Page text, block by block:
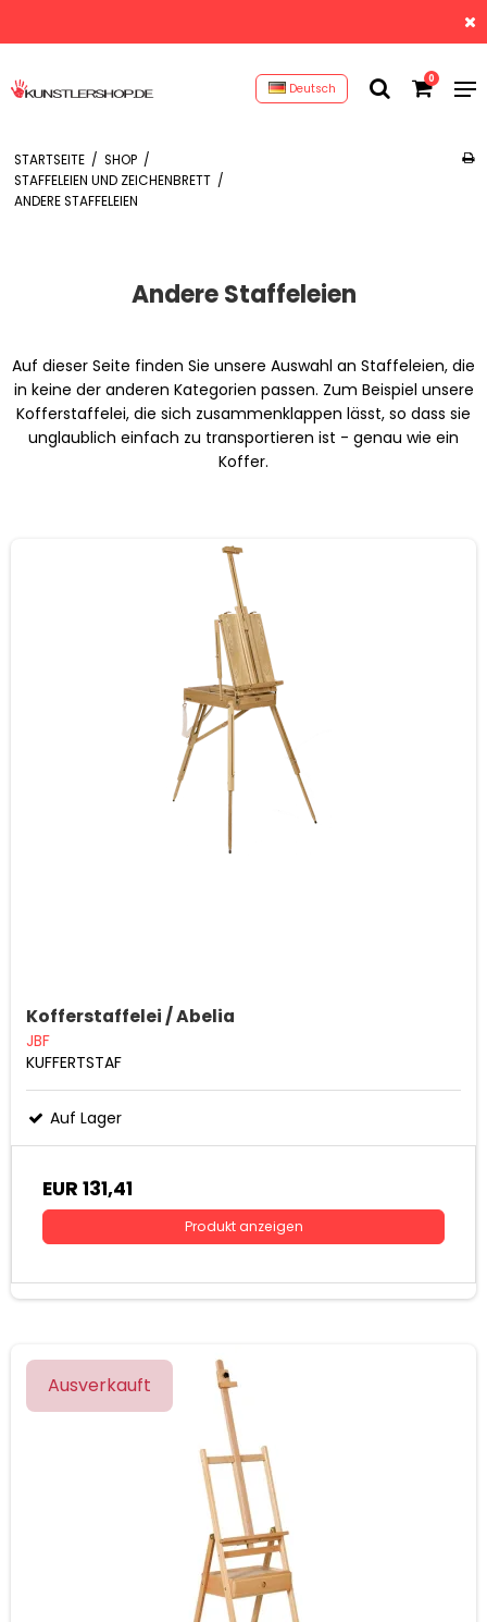
Deutsch
0
STARTSEITE / SHOP /
STAFFELEIEN UND ZEICHENBRETT /
ANDERE STAFFELEIEN
Andere Staffeleien
Auf dieser Seite finden Sie unsere Auswahl an Staffeleien, die
in keine der anderen Kategorien passen. Zum Beispiel unsere
Kofferstaffelei, die sich zusammenklappen lässt, so dass sie
unglaublich einfach zu transportieren ist - genau wie ein
Koffer.
Kofferstaffelei / Abelia
JBF
KUFFERTSTAF
Auf Lager
EUR 131,41
Produkt anzeigen
Ausverkauft